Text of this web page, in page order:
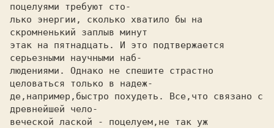
поцелуями требуют сто-
лько энергии, сколько хватило бы на
скромненький заплыв минут
этак на пятнадцать. И это подтвержается
серьезными научными наб-
людениями. Однако не спешите страстно
целоваться только в надеж-
де,например,быстро похудеть. Все,что связано с
древнейшей чело-
веческой лаской - поцелуем,не так уж